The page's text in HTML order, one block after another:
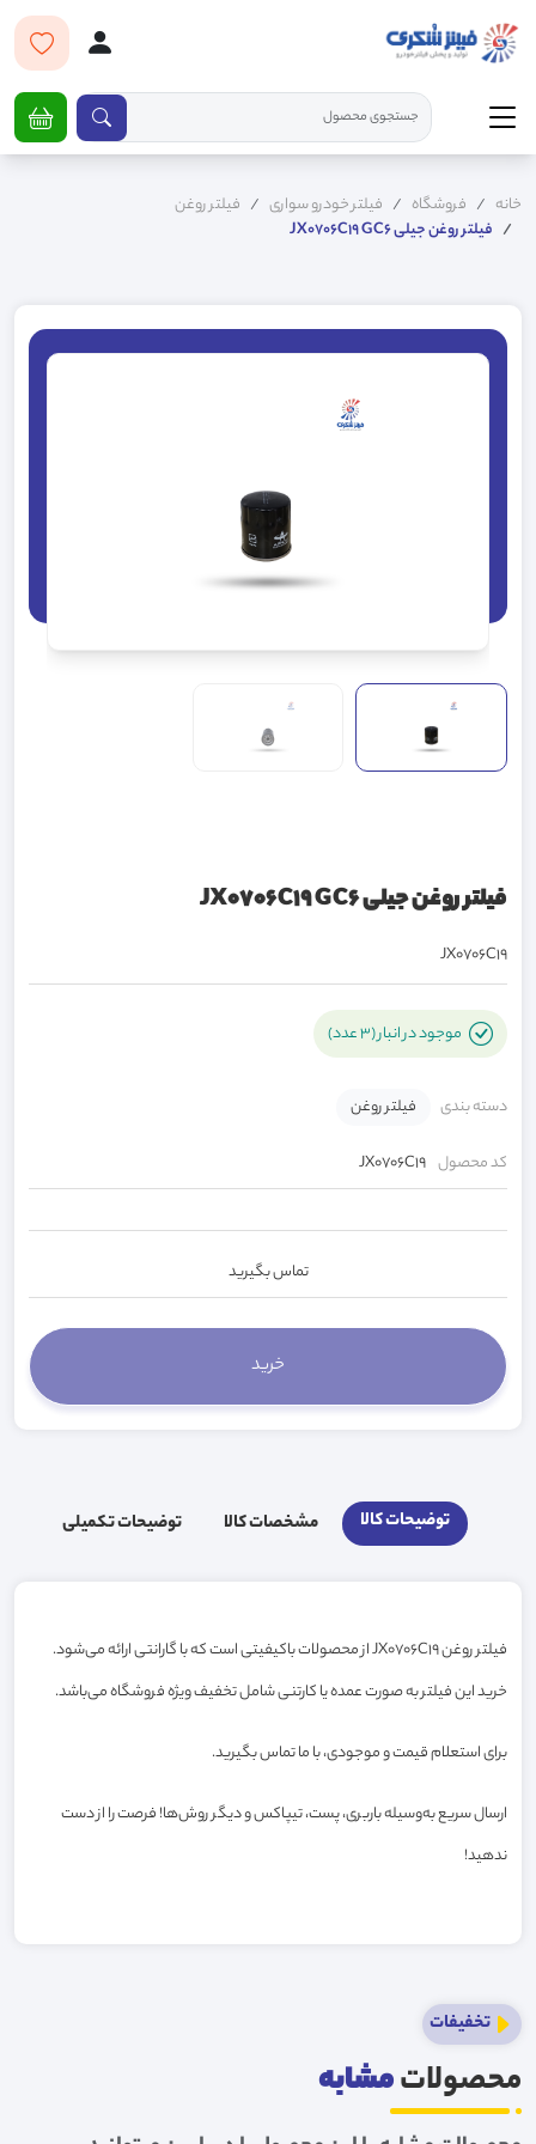
خانه فروشگاه فیلتر خودرو سواری
فیلتر روغن
فیلتر روغن جیلی JX0706C19 GC6
فیلتر روغن جیلی JX0706C19 GC6
JX0706C19
موجود در انبار (3 عدد)
دسته بندی فیلتر روغن
کد محصول JX0706C19
تماس بگیرید
توضیحات کالا مشخصات کالا توضیحات تکمیلی
فیلتر روغن JX0706C19 از محصولات باکیفیتی است که با گارانتی ارائه می‌شود.
خرید این فیلتر به صورت عمده یا کارتنی شامل تخفیف ویژه فروشگاه می‌باشد.
برای استعلام قیمت و موجودی، با ما تماس بگیرید.
ارسال سریع به‌وسیله باربری، پست، تیپاکس و دیگر روش‌ها! فرصت را از دست
ندهید!
تخفیفات
محصولاتمشابه